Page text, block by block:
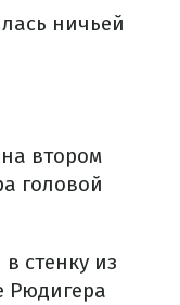
ничьей
втором
головой
стенку из
Рюдигера